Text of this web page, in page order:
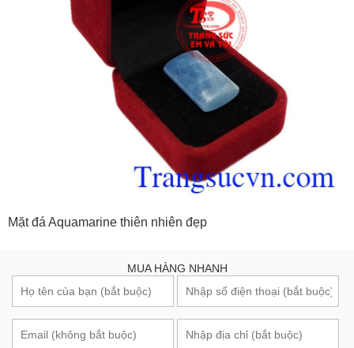
Mặt đá Aquamarine thiên nhiên đẹp
MUA HÀNG NHANH